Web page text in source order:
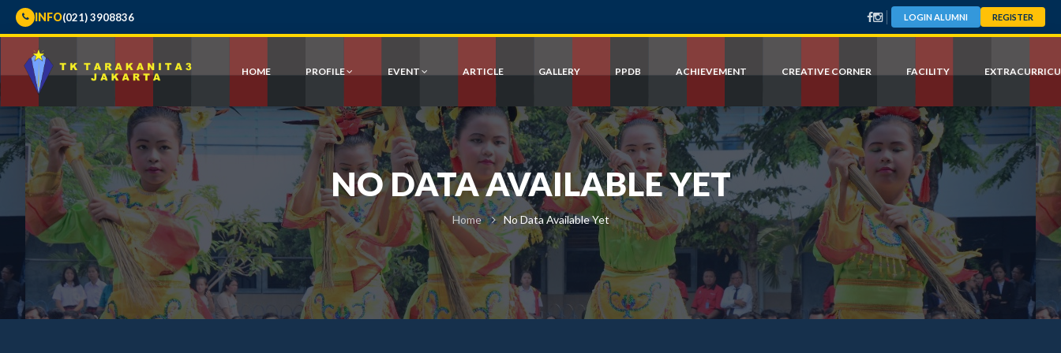
INFO(021) 3908836 LOGIN ALUMNI REGISTER
HOME PROFILE EVENT ARTICLE GALLERY PPDB ACHIEVEMENT CREATIVE CORNER FACILITY
NO DATA AVAILABLE YET
Home No Data Available Yet